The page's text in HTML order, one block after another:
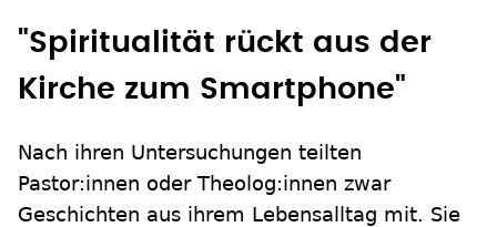
"Spiritualität rückt aus der
Kirche zum Smartphone"
Nach ihren Untersuchungen teilten
Pastor:innen oder Theolog:innen zwar
Geschichten aus ihrem Lebensalltag mit. Sie